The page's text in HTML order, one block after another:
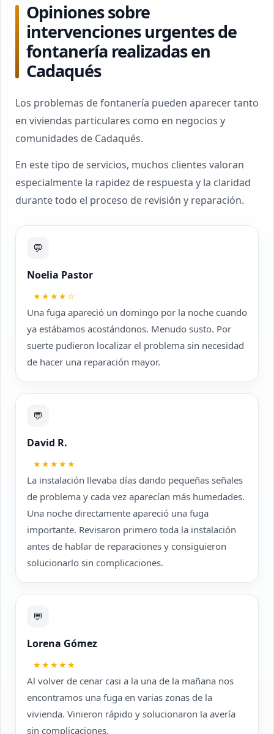
Opiniones sobre
intervenciones urgentes de
fontanería realizadas en
Cadaqués
Los problemas de fontanería pueden aparecer tanto
en viviendas particulares como en negocios y
comunidades de Cadaqués.
En este tipo de servicios, muchos clientes valoran
especialmente la rapidez de respuesta y la claridad
durante todo el proceso de revisión y reparación.
💬
Noelia Pastor
★★★★☆
Una fuga apareció un domingo por la noche cuando
ya estábamos acostándonos. Menudo susto. Por
suerte pudieron localizar el problema sin necesidad
de hacer una reparación mayor.
💬
David R.
★★★★★
La instalación llevaba días dando pequeñas señales
de problema y cada vez aparecían más humedades.
Una noche directamente apareció una fuga
importante. Revisaron primero toda la instalación
antes de hablar de reparaciones y consiguieron
solucionarlo sin complicaciones.
💬
Lorena Gómez
★★★★★
Al volver de cenar casi a la una de la mañana nos
encontramos una fuga en varias zonas de la
vivienda. Vinieron rápido y solucionaron la avería
sin complicaciones.